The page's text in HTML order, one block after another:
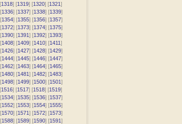
1318] [1319] [1320] [1321]
1336] [1337] [1338] [1339]
1354] [1355] [1356] [1357]
1372] [1373] [1374] [1375]
1390] [1391] [1392] [1393]
1408] [1409] [1410] [1411]
1426] [1427] [1428] [1429]
1444] [1445] [1446] [1447]
1462] [1463] [1464] [1465]
1480] [1481] [1482] [1483]
1498] [1499] [1500] [1501]
1516] [1517] [1518] [1519]
1534] [1535] [1536] [1537]
1552] [1553] [1554] [1555]
1570] [1571] [1572] [1573]
1588] [1589] [1590] [1591]